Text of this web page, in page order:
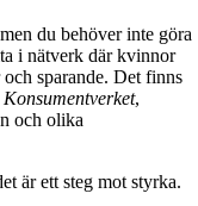
du behöver inte göra
i nätverk där kvinnor
sparande. Det finns
Konsumentverket,
och olika
är ett steg mot styrka.